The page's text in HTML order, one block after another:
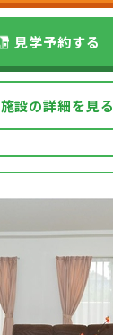
見学予約する
施設の詳細を見る